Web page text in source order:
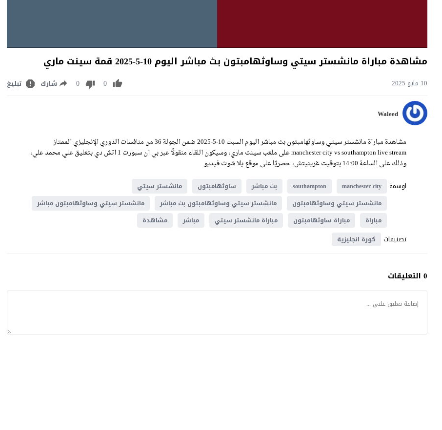
مشاهدة مباراة مانشستر سيتي وساوثهامبتون بث مباشر اليوم 10-5-2025 قمة سينت ماري
10 مايو 2025 0
0 شارك تبليغ
Waleed
مشاهدة مباراة مانشستر سيتي وساوثهامبتون بث مباشر اليوم السبت 10-5-2025 ضمن الجولة 36 من منافسات الدوري الإنجليزي الممتاز
manchester city vs southampton live stream على ملعب سينت ماري، وسيكون اللقاء منقولًا عبر بي ان سبورت 1 اتش دي بتعليق علي محمد علي،
وذلك على الساعة 14:00 بتوقيت غرينيتش، حصريًا على موقع يلا شوت فيديو.
اوسمة
manchester city
southampton بث مباشر ساوثهامبتون
مانشستر سيتي
مانشستر سيتي وساوثهامبتون
مانشستر سيتي وساوثهامبتون بث مباشر
مانشستر سيتي وساوثهامبتون مباشر
مباراة
مباراة ساوثهامبتون مباراة مانشستر سيتي مباشر مشاهدة
تصنيفات كورة انجليزية
0 التعليقات